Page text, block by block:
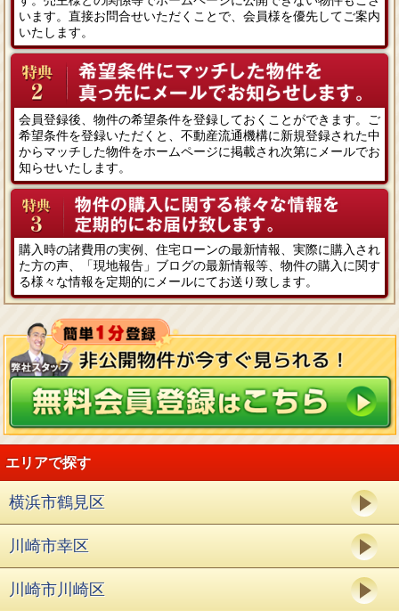
います。直接お問合せいただくことで、会員様を優先してご案内
いたします。
会員登録後、物件の希望条件を登録しておくことができます。ご
希望条件を登録いただくと、不動産流通機構に新規登録された中
からマッチした物件をホームページに掲載され次第にメールでお
知らせいたします。
購入時の諸費用の実例、住宅ローンの最新情報、実際に購入され
た方の声、「現地報告」ブログの最新情報等、物件の購入に関す
る様々な情報を定期的にメールにてお送り致します。
エリアで探す
横浜市鶴見区
川崎市幸区
川崎市川崎区